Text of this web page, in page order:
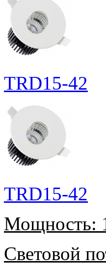
TRD15-42
TRD15-42
Мощность:
Световой